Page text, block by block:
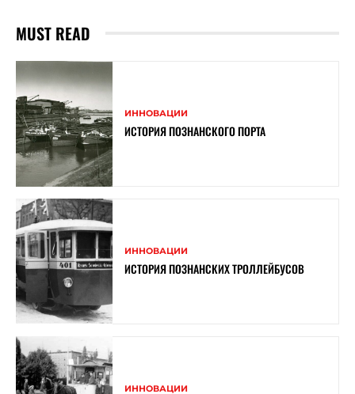
MUST READ
ИННОВАЦИИ
ИСТОРИЯ ПОЗНАНСКОГО ПОРТА
ИННОВАЦИИ
ИСТОРИЯ ПОЗНАНСКИХ ТРОЛЛЕЙБУСОВ
ИННОВАЦИИ